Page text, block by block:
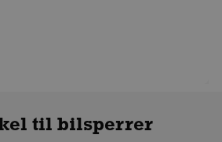
til bilsperrer